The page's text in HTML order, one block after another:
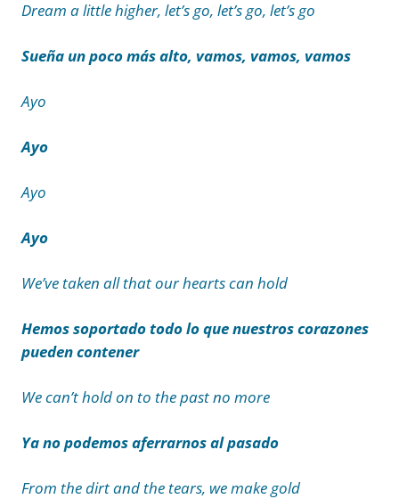
Dream a little higher, let’s go, let’s go, let’s go
Sueña un poco más alto, vamos, vamos, vamos
Ayo
Ayo
Ayo
Ayo
We’ve taken all that our hearts can hold
Hemos soportado todo lo que nuestros corazones
pueden contener
We can’t hold on to the past no more
Ya no podemos aferrarnos al pasado
From the dirt and the tears, we make gold